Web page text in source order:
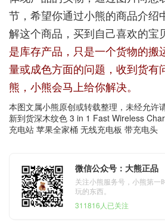
节，希望你通过小熊的商品介绍
解这个商品，买到自己喜欢的宝
是库存产品，只是一个货物的搬
量或成色方面的问题，收到货有
熊，小熊会马上给你解决。
本图文属小熊原创或转载整理，未经允许
新到货深木纹色 3 in 1 Fast Wireless
充电站 苹果全家桶 无线充电板 带充电头
微信公众号：大熊正品
关注小熊服务号，小熊第一
玩的东西。
311816人已关注